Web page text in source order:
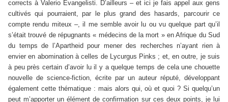
corrects à Valerio Evangelisti. D’ailleurs – et ici je fais appel aux gens
cultivés qui pourraient, par le plus grand des hasards, parcourir ce
compte rendu miteux –, il me semble avoir lu ou vu quelque part qu’il
s’était trouvé de répugnants « médecins de la mort » en Afrique du Sud
du temps de l’Apartheid pour mener des recherches n’ayant rien à
envier en abomination à celles de Lycurgus Pinks ; et, en outre, je suis
à peu près certain d’avoir lu il y a quelque temps de cela une chouette
nouvelle de science-fiction, écrite par un auteur réputé, développant
également cette thématique : mais alors qui, où et quoi ? Si quelqu’un
peut m’apporter un élément de confirmation sur ces deux points, je lui